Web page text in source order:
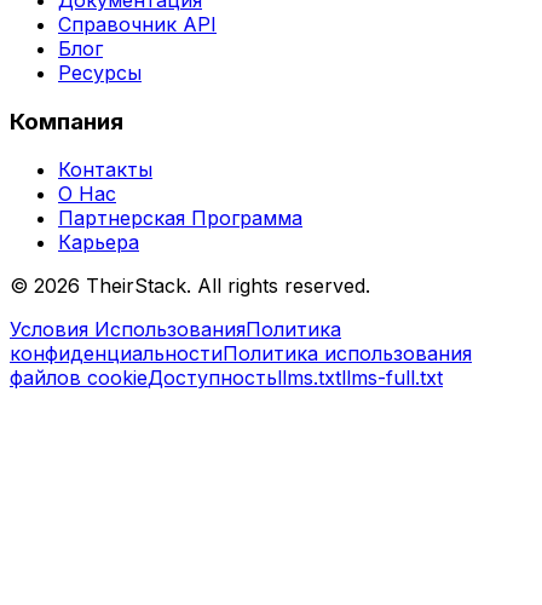
Справочник API
Блог
Ресурсы
Компания
Контакты
О Нас
Партнерская Программа
Карьера
© 2026 TheirStack. All rights reserved.
Условия ИспользованияПолитика
конфиденциальностиПолитика использования
файлов cookieДоступностьllms.txtllms-full.txt